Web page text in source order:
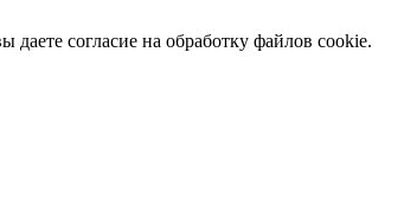
даете согласие на обработку файлов cookie.